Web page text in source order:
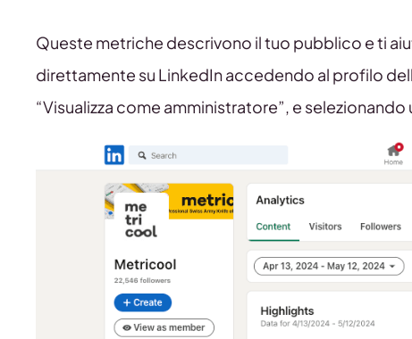
Queste metriche descrivono il tuo pubblico e ti
direttamente su LinkedIn accedendo al profilo
“Visualizza come amministratore”, e